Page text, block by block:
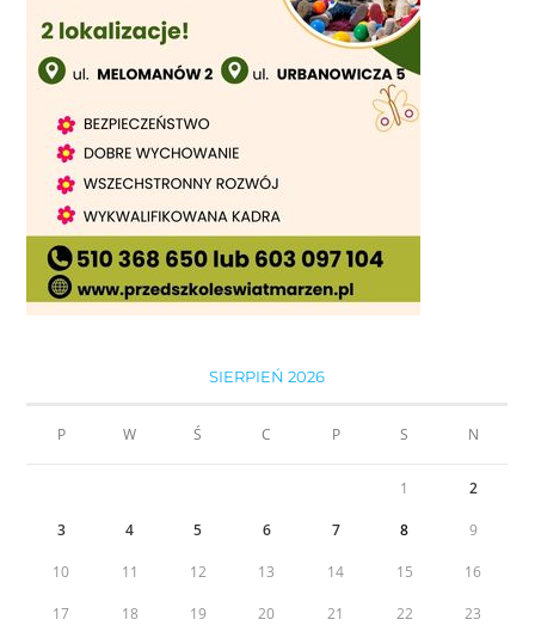
SIERPIEŃ 2026
P W Ś C P S N
1 2
3 4 5 6 7 8 9
10 11 12 13 14 15 16
17 18 19 20 21 22 23